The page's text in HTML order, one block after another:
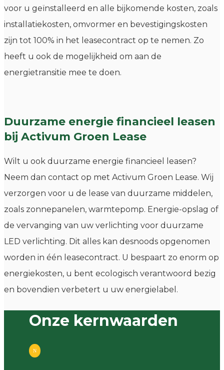
voor u geïnstalleerd en alle bijkomende kosten, zoals
installatiekosten, omvormer en bevestigingskosten
zijn tot 100% in het leasecontract op te nemen. Zo
heeft u ook de mogelijkheid om aan de
energietransitie mee te doen.
Duurzame energie financieel leasen
bij Activum Groen Lease
Wilt u ook duurzame energie financieel leasen?
Neem dan contact op met Activum Groen Lease. Wij
verzorgen voor u de lease van duurzame middelen,
zoals zonnepanelen, warmtepomp. Energie-opslag of
de vervanging van uw verlichting voor duurzame
LED verlichting. Dit alles kan desnoods opgenomen
worden in één leasecontract. U bespaart zo enorm op
energiekosten, u bent ecologisch verantwoord bezig
en bovendien verbetert u uw energielabel.
Onze kernwaarden
N